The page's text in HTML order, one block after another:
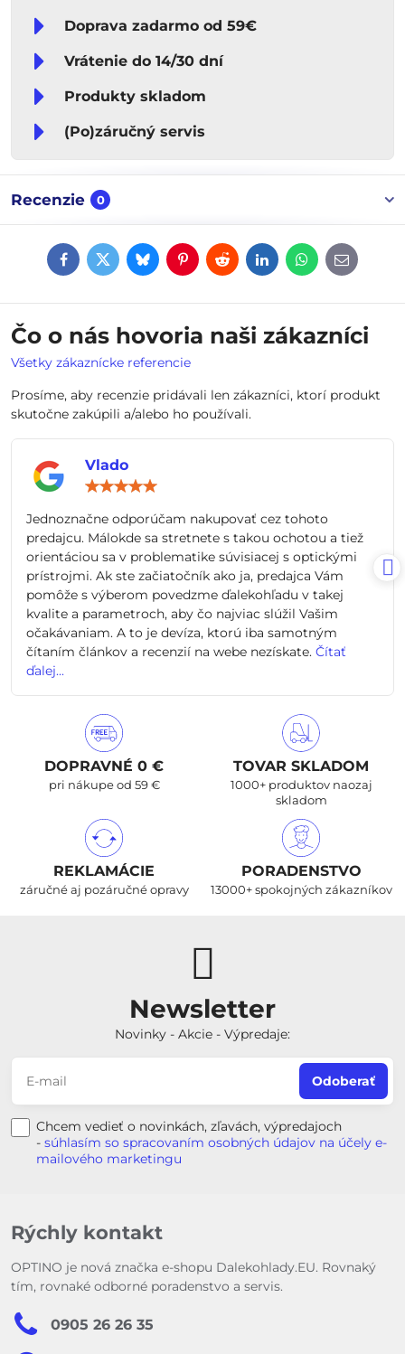
Doprava zadarmo od 59€
Vrátenie do 14/30 dní
Produkty skladom
(Po)záručný servis
Recenzie 0
FacebookTwitterBlueskyPinterestRedditLinkedInWhatsApp
E-
mail
Čo o nás hovoria naši zákazníci
Všetky zákaznícke referencie
Prosíme, aby recenzie pridávali len zákazníci, ktorí produkt
skutočne zakúpili a/alebo ho používali.
Vlado
5
Jednoznačne odporúčam nakupovať cez tohoto
predajcu. Málokde sa stretnete s takou ochotou a tiež
orientáciou sa v problematike súvisiacej s optickými
prístrojmi. Ak ste začiatočník ako ja, predajca Vám
pomôže s výberom povedzme ďalekohľadu v takej
kvalite a parametroch, aby čo najviac slúžil Vašim
očakávaniam. A to je devíza, ktorú iba samotným
čítaním článkov a recenzií na webe nezískate. Čítať
ďalej...
DOPRAVNÉ 0 €
pri nákupe od 59 €
TOVAR SKLADOM
1000+ produktov naozaj
skladom
REKLAMÁCIE
záručné aj pozáručné opravy
PORADENSTVO
13000+ spokojných zákazníkov
Newsletter
Novinky - Akcie - Výpredaje:
Odoberať
Chcem vedieť o novinkách, zľavách, výpredajoch
- súhlasím so spracovaním osobných údajov na účely e-
mailového marketingu
Rýchly kontakt
OPTINO je nová značka e-shopu Dalekohlady.EU. Rovnaký
tím, rovnaké odborné poradenstvo a servis.
0905 26 26 35